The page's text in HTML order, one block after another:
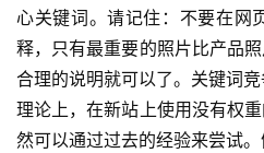
心关键词。请记住：不要在网
释，只有最重要的照片比产品
合理的说明就可以了。关键词
理论上，在新站上使用没有权
然可以通过过去的经验来尝试。